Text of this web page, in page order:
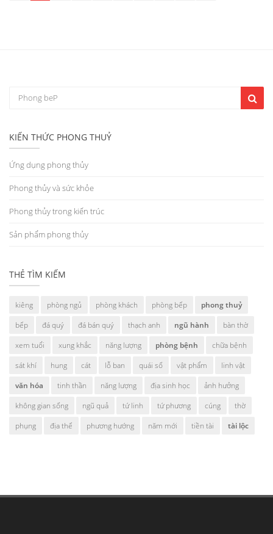
KIẾN THỨC PHONG THUỶ
Ứng dụng phong thủy
Phong thủy và sức khỏe
Phong thủy trong kiến trúc
Sản phẩm phong thủy
THẺ TÌM KIẾM
kiêng phòng ngủ phòng khách phòng bếp
phong thuỷ
bếp
đá quý đá bán quý thạch anh ngũ hành
bàn thờ
xem tuổi
xung khắc năng lượng phòng bệnh
chữa bệnh
sát khí
hung cát lỗ ban quái số vật phẩm
linh vật
văn hóa
tinh thần năng lượng địa sinh học
ảnh hưởng
không gian sống
ngũ quả tứ linh tứ phương cúng
thờ
phụng
địa thế phương hướng năm mới tiền tài tài lộc